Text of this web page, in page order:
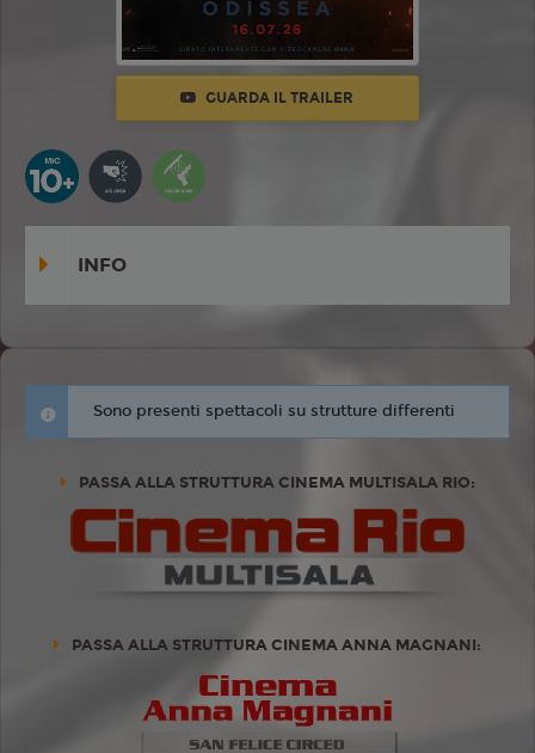
GUARDA IL TRAILER
INFO
Sono presenti spettacoli su strutture differenti
PASSA ALLA STRUTTURA CINEMA MULTISALA RIO:
PASSA ALLA STRUTTURA CINEMA ANNA MAGNANI: